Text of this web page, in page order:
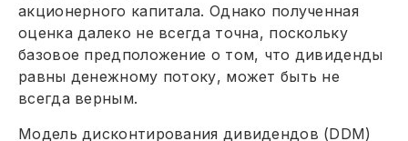
акционерного капитала. Однако полученная
оценка далеко не всегда точна, поскольку
базовое предположение о том, что дивиденды
равны денежному потоку, может быть не
всегда верным.
Модель дисконтирования дивидендов (DDM)